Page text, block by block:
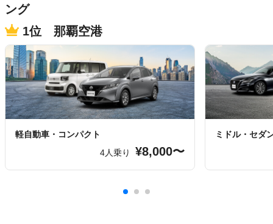
ング
1位 那覇空港
軽自動車・コンパクト
4人乗り
¥8,000〜
ミドル・セダ